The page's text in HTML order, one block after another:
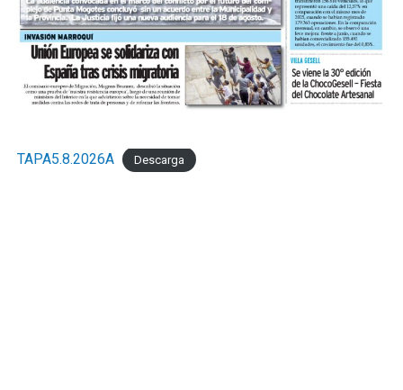
TAPA5.8.2026A Descarga